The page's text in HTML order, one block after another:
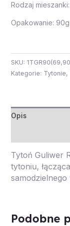
Rodzaj
Opakowanie: 90g
SKU:
Kategorie: Tytonie,
Opis
Tytoń Guliwer
tytoniu,
Podobne